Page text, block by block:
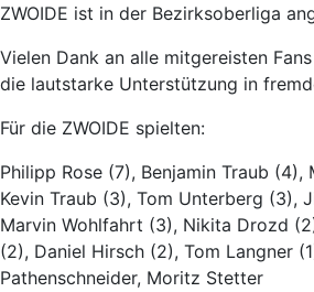
ZWOIDE ist in der Bezirksoberliga
Vielen Dank an alle mitgereisten
die lautstarke Unterstützung in
Für die ZWOIDE spielten:
Philipp Rose (7), Benjamin Traub (4),
Kevin Traub (3), Tom Unterberg (3),
Marvin Wohlfahrt (3), Nikita Drozd
(2), Daniel Hirsch (2), Tom Langner
Pathenschneider, Moritz Stetter